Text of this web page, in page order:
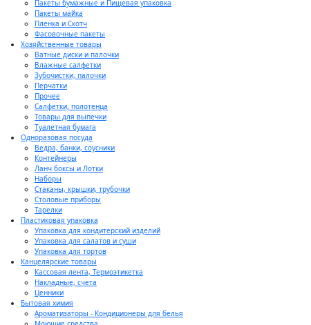
Пакеты бумажные и Пищевая упаковка
Пакеты майка
Пленка и Скотч
Фасовочные пакеты
Хозяйственные товары
Ватные диски и палочки
Влажные салфетки
Зубочистки, палочки
Перчатки
Прочее
Салфетки, полотенца
Товары для выпечки
Туалетная бумага
Одноразовая посуда
Ведра, банки, соусники
Контейнеры
Ланч боксы и Лотки
Наборы
Стаканы, крышки, трубочки
Столовые приборы
Тарелки
Пластиковая упаковка
Упаковка для кондитерский изделий
Упаковка для салатов и суши
Упаковка для тортов
Канцелярские товары
Кассовая лента, Термоэтикетка
Накладные, счета
Ценники
Бытовая химия
Ароматизаторы - Кондиционеры для белья